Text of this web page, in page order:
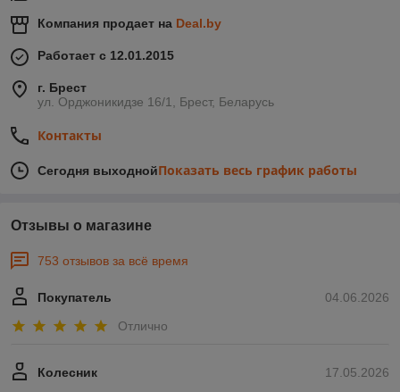
Компания продает на Deal.by
Работает с 12.01.2015
г. Брест
ул. Орджоникидзе 16/1, Брест, Беларусь
Контакты
Сегодня выходнойПоказать весь график работы
Отзывы о магазине
753 отзывов за всё время
04.06.2026
Покупатель
Отлично
17.05.2026
Колесник